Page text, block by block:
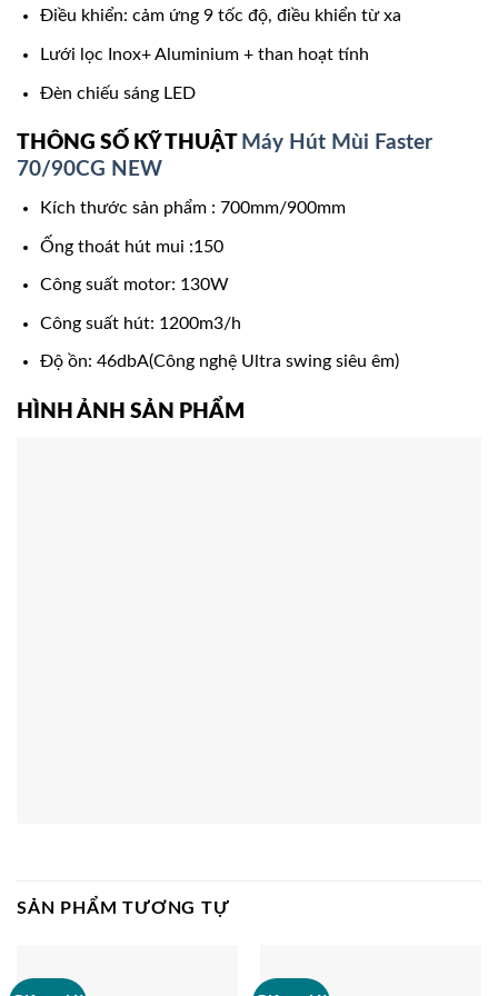
Điều khiển: cảm ứng 9 tốc độ, điều khiển từ xa
Lưới lọc Inox+ Aluminium + than hoạt tính
Đèn chiếu sáng LED
THÔNG SỐ KỸ THUẬT Máy Hút Mùi Faster
70/90CG NEW
Kích thước sản phẩm : 700mm/900mm
Ống thoát hút mui :150
Công suất motor: 130W
Công suất hút: 1200m3/h
Độ ồn: 46dbA(Công nghệ Ultra swing siêu êm)
HÌNH ẢNH SẢN PHẨM
SẢN PHẨM TƯƠNG TỰ